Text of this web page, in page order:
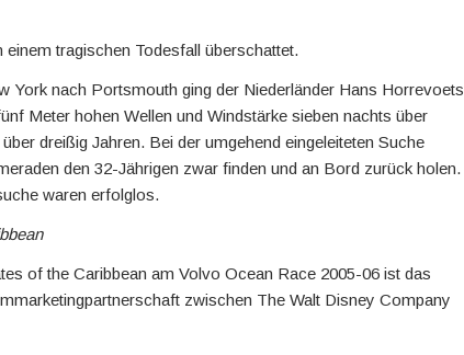
tragischen Todesfall überschattet.
York nach Portsmouth ging der Niederländer Hans Horrevoets
Meter hohen Wellen und Windstärke sieben nachts über
dreißig Jahren. Bei der umgehend eingeleiteten Suche
den 32-Jährigen zwar finden und an Bord zurück holen.
waren erfolglos.
of the Caribbean am Volvo Ocean Race 2005-06 ist das
zwischen The Walt Disney Company